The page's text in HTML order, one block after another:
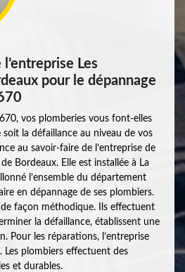
Les
pour le dépannage
vos plomberies vous font-elles
soit la défaillance au niveau de vos
au savoir-faire de l’entreprise de
Bordeaux. Elle est installée à La
l’ensemble du département
en dépannage de ses plombiers.
façon méthodique. Ils effectuent
la défaillance, établissent une
Pour les réparations, l’entreprise
Les plombiers effectuent des
et durables.